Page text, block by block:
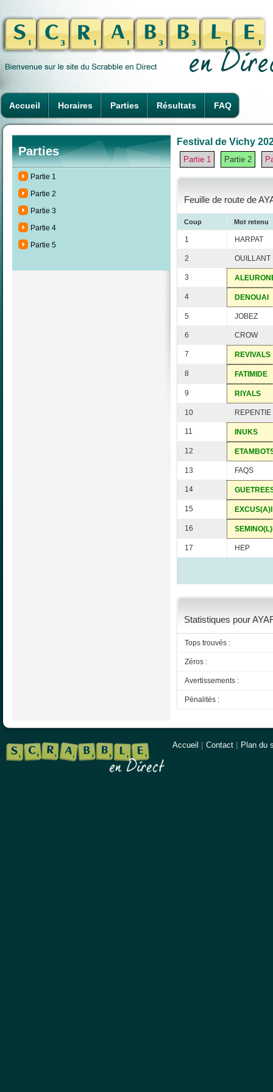
Accueil Horaires Parties Résultats FAQ
Parties
Partie 1
Partie 2
Partie 3
Partie 4
Partie 5
Festival de Vichy
Partie 1 Partie 2
Feuille de route de
Coup Mot retenu
1 HARPAT
2 OUILLANT
3
4 DENOUAI
5 JOBEZ
6 CROW
7 REVIVALS
8 FATIMIDE
9 RIYALS
10 REPENTIE
11 INUKS
12
13 FAQS
14
15 EXCUS(A)I
16
17 HEP
Statistiques pour
Tops trouvés :
Zéros :
Avertissements :
Pénalités :
Accueil Contact Plan du